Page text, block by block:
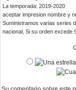
La temporada: 2019-2020
aceptar impresion nombre y
Suministramos varias series
nacional, Si su orden excede